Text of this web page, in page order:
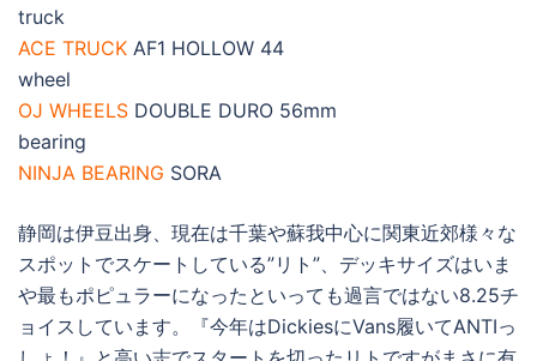
truck
ACE TRUCK AF1 HOLLOW 44
wheel
OJ WHEELS DOUBLE DURO 56mm
bearing
NINJA BEARING SORA
静岡は伊豆出身、現在は千葉や蘇我中心に関東近郊様々な
スポットでスケートしている”リト”、デッキサイズはいま
や最もポピュラーになったといっても過言ではない8.25チ
ョイスしています。『今年はDickiesにVans履いてANTIっ